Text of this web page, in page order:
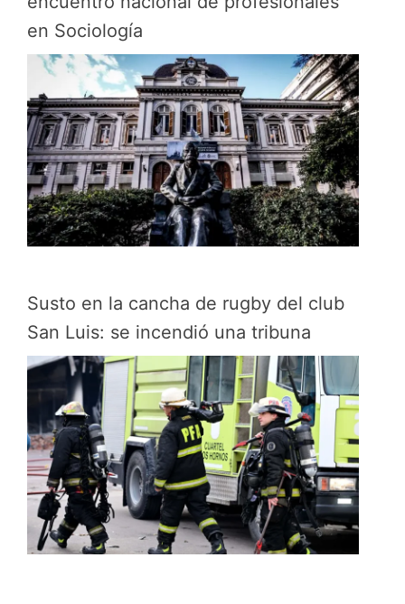
en Sociología
Susto en la cancha de rugby del club
San Luis: se incendió una tribuna